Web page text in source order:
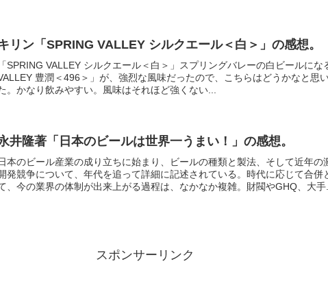
リン「SPRING VALLEY シルクエール＜白＞」の感想。
「SPRING VALLEY シルクエール＜白＞」スプリングバレーの白ビールにな
豊潤＜496＞」が、強烈な風味だったので、こちらはどうかなと思
。かなり飲みやすい。風味はそれほど強くない...
井隆著「日本のビールは世界一うまい！」の感想。
本のビール産業の成り立ちに始まり、ビールの種類と製法、そして近年の
発競争について、年代を追って詳細に記述されている。時代に応じて合併
、今の業界の体制が出来上がる過程は、なかなか複雑。財閥やGHQ、大手
スポンサーリンク